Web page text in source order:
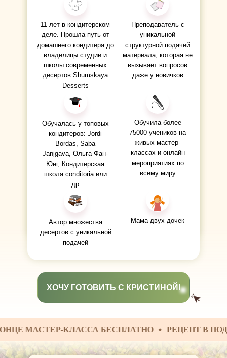
11 лет в кондитерском
деле. Прошла путь от
домашнего кондитера до
владелицы студии и
школы современных
десертов Shumskaya
Desserts
Обучила более
75000 учеников на
живых мастер-
классах и онлайн
мероприятиях по
всему миру
Автор множества
десертов с уникальной
подачей
Обучалась у топовых
кондитеров: Jordi
Bordas, Saba
Janjgava, Ольга Фан-
Юнг, Кондитерская
школа conditoria или
др
Преподаватель с
уникальной
структурной подачей
материала, которая не
вызывает вопросов
даже у новичков
Мама двух дочек
ХОЧУ ГОТОВИТЬ С КРИСТИНОЙ!
КЛАССА БЕСПЛАТНО РЕЦЕПТ В ПОДАРОК